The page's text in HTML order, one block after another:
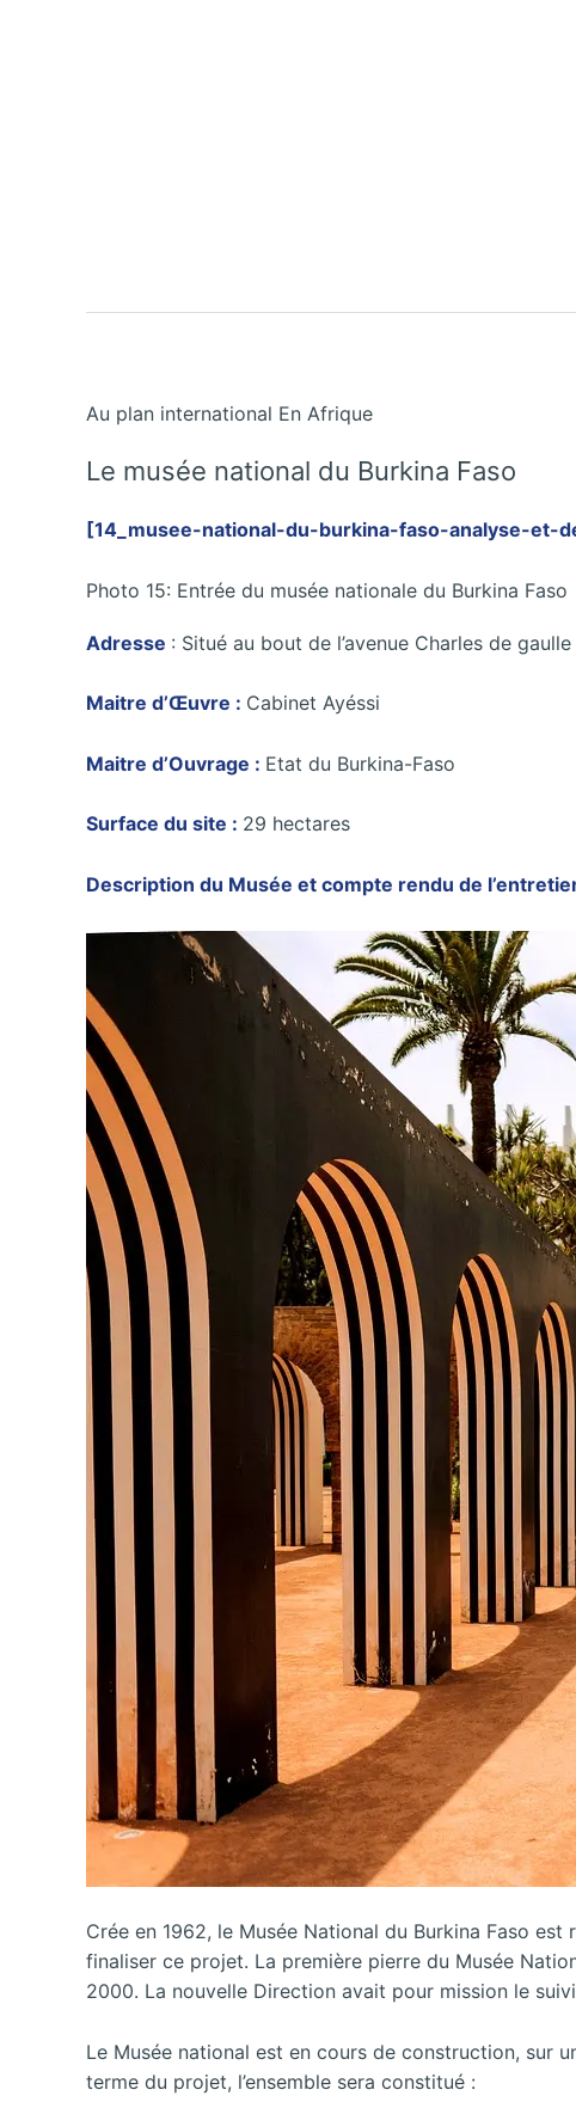
Au plan international En Afrique
Le musée national du Burkina Faso
[14_musee-national-du-burkina-faso-analyse-et-
Photo 15: Entrée du musée nationale du Burkina Faso
Adresse : Situé au bout de l’avenue Charles de
Maitre d’Œuvre : Cabinet Ayéssi
Maitre d’Ouvrage : Etat du Burkina-Faso
Surface du site : 29 hectares
Description du Musée et compte rendu de
Crée en 1962, le Musée National du Burkina Faso
finaliser ce projet. La première pierre du Musée
2000. La nouvelle Direction avait pour mission le
Le Musée national est en cours de construction, sur
terme du projet, l’ensemble sera constitué :